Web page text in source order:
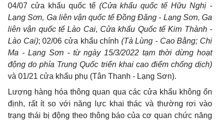
04/07 cửa khẩu quốc tế (Cửa khẩu quốc tế Hữu Nghị -
Lạng Sơn, Ga liên vận quốc tế Đồng Đăng - Lạng Sơn, Ga
liên vận quốc tế Lào Cai, Cửa khẩu Quốc tế Kim Thành -
Lào Cai); 02/06 cửa khẩu chính (Tà Lùng - Cao Bằng; Chi
Ma - Lạng Sơn - từ ngày 15/3/2022 tạm thời dừng hoạt
động do phía Trung Quốc triển khai cao điểm chống dịch)
và 01/21 cửa khẩu phụ (Tân Thanh - Lạng Sơn).
Lượng hàng hóa thông quan qua các cửa khẩu không ổn
định, rất ít so với năng lực khai thác và thường rơi vào
trạng thái bị động theo thông báo của cơ quan chức năng